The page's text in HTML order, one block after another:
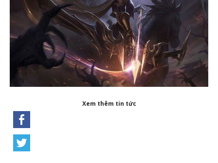
Xem thêm tin tức